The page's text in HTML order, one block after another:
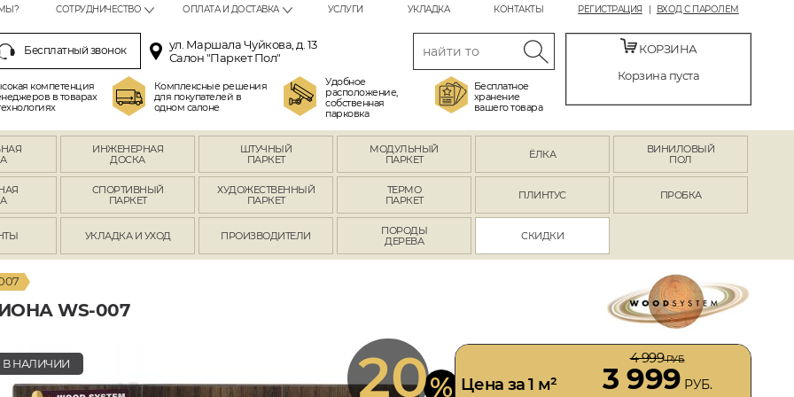
РЕГИСТРАЦИЯ ВХОД С ПАРОЛЕМ
СОТРУДНИЧЕСТВО ОПЛАТА И ДОСТАВКА УСЛУГИ УКЛАДКА КОНТАКТЫ
Бесплатный звонок
ул. Маршала Чуйкова, д. 13
Салон "Паркет Пол"
компетенция
в товарах
Комплексные решения
для покупателей в
одном салоне
Удобное
расположение,
собственная
парковка
Бесплатное
хранение
вашего товара
КОРЗИНА
Корзина пуста
ИНЖЕНЕРНАЯ
ДОСКА
ШТУЧНЫЙ
ПАРКЕТ
МОДУЛЬНЫЙ
ПАРКЕТ
ЁЛКА
ВИНИЛОВЫЙ
ПОЛ
СПОРТИВНЫЙ
ПАРКЕТ
ХУДОЖЕСТВЕННЫЙ
ПАРКЕТ
ТЕРМО
ПАРКЕТ
ПЛИНТУС ПРОБКА
УКЛАДКА И УХОД ПРОИЗВОДИТЕЛИ
ПОРОДЫ
ДЕРЕВА
СКИДКИ
WS-007
20%
В НАЛИЧИИ
Цена за 1 м²
4 999РУБ.
3 999 РУБ.